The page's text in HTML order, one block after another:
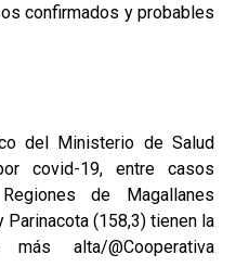
confirmados y probables
del Ministerio de Salud
covid-19, entre casos
de Magallanes
Parinacota (158,3) tienen la
alta/@Cooperativa